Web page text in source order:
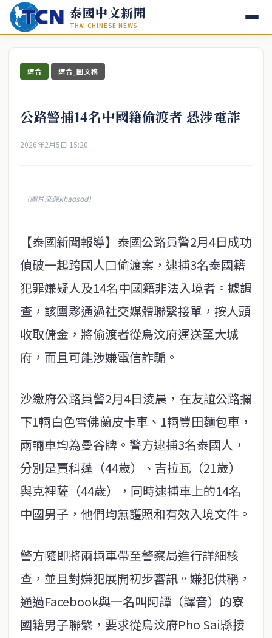
泰國中文新聞
THAI CHINESE NEWS
綜合 綜合_圖文稿
公路警捕14名中國籍偷渡者 恐涉電詐
2026年2月5日 15:20
（圖片來源khaosod）
【泰國新聞報導】泰國公路員警2月4日成功
偵破一起跨國人口偷渡案，逮捕3名泰國籍
犯罪嫌疑人及14名中國籍非法入境者。據調
查，該團夥通過社交媒體聯繫接單，按人頭
收取傭金，將偷渡者從烏汶府運送至大城
府，而且可能涉嫌電信詐騙。
沙繳府公路員警2月4日淩晨，在友誼公路攔
下1輛白色雪佛蘭皮卡車、1輛豐田麵包車，
兩輛車均為曼谷牌。警方逮捕3名泰國人，
分別是賈科蓬（44歲）、吉拉瓦（21歲）
與克裡薩（44歲），同時逮捕車上的14名
中國男子，他們均無護照和有效入境文件。
警方隨即將兩輛車帶至警察局進行詳細核
查，並且對嫌犯展開初步審訊。嫌犯供稱，
通過Facebook與一名叫阿譚（譯音）的寮
國籍男子聯繫，要求從烏汶府Pho Sai縣接